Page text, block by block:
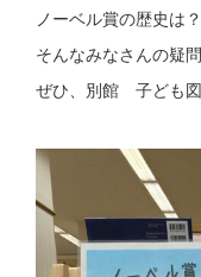
ノーベル賞の歴史は
そんなみなさんの疑
ぜひ、別館 子ども